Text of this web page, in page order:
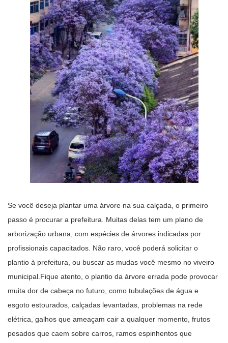
Se você deseja plantar uma árvore na sua calçada, o primeiro
passo é procurar a prefeitura. Muitas delas tem um plano de
arborização urbana, com espécies de árvores indicadas por
profissionais capacitados. Não raro, você poderá solicitar o
plantio à prefeitura, ou buscar as mudas você mesmo no viveiro
municipal.Fique atento, o plantio da árvore errada pode provocar
muita dor de cabeça no futuro, como tubulações de água e
esgoto estourados, calçadas levantadas, problemas na rede
elétrica, galhos que ameaçam cair a qualquer momento, frutos
pesados que caem sobre carros, ramos espinhentos que